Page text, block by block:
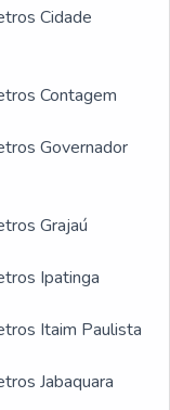
Cidade
Contagem
Governador
Grajaú
Ipatinga
Itaim Paulista
Jabaquara